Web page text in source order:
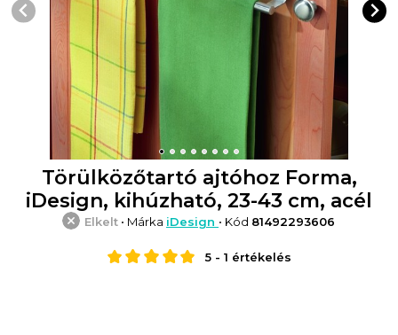
Törülközőtartó ajtóhoz Forma,
iDesign, kihúzható, 23-43 cm, acél
Elkelt • Márka iDesign • Kód 81492293606
5- 1 értékelés